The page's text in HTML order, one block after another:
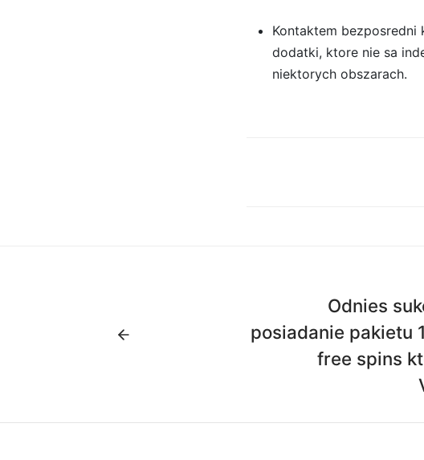
Kontaktem bezposredni
dodatki, ktore nie sa
niektorych obszarach.
Odnies
posiadanie pakietu
free spins